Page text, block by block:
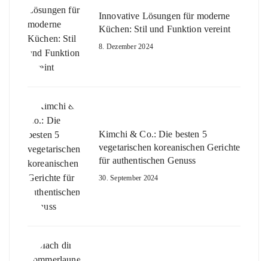
Innovative Lösungen für moderne
Küchen: Stil und Funktion vereint
8. Dezember 2024
Kimchi & Co.: Die besten 5
vegetarischen koreanischen Gerichte
für authentischen Genuss
30. September 2024